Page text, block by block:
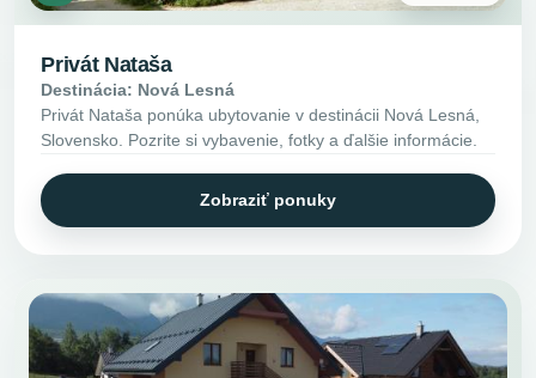
Privát Nataša
Destinácia: Nová Lesná
Privát Nataša ponúka ubytovanie v destinácii Nová Lesná,
Slovensko. Pozrite si vybavenie, fotky a ďalšie informácie.
Zobraziť ponuky